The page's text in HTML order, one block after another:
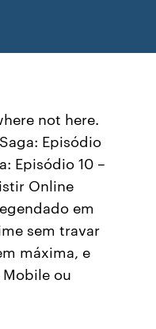
not here.
Episódio
Episódio 10 –
Online
em
sem travar
máxima, e
Mobile ou